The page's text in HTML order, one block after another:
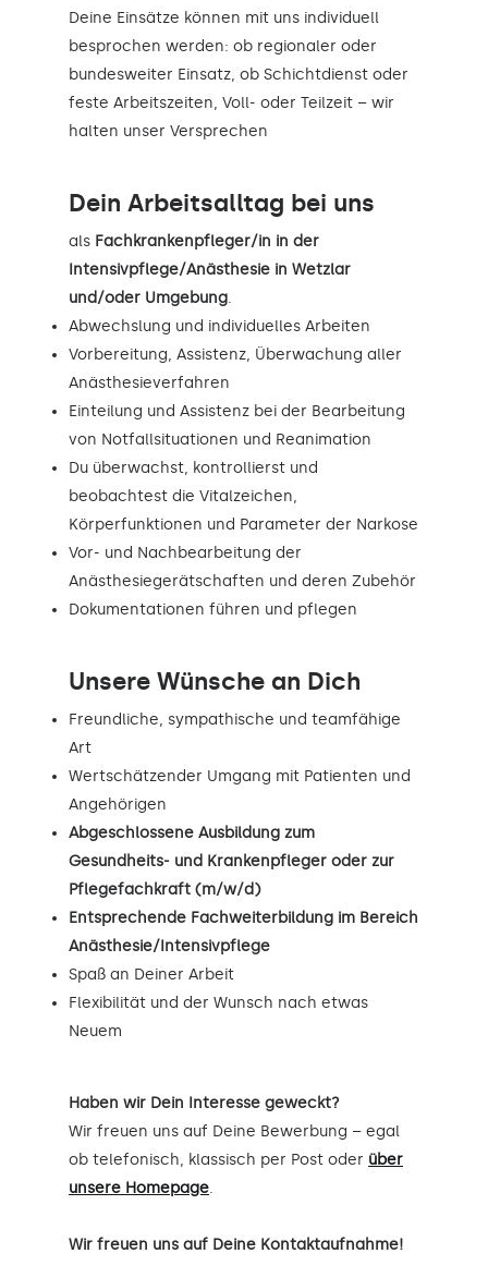
Deine Einsätze können mit uns individuell
besprochen werden: ob regionaler oder
bundesweiter Einsatz, ob Schichtdienst oder
feste Arbeitszeiten, Voll- oder Teilzeit – wir
halten unser Versprechen
Dein Arbeitsalltag bei uns
als Fachkrankenpfleger/in in der
Intensivpflege/Anästhesie in Wetzlar
und/oder Umgebung.
Abwechslung und individuelles Arbeiten
Vorbereitung, Assistenz, Überwachung aller
Anästhesieverfahren
Einteilung und Assistenz bei der Bearbeitung
von Notfallsituationen und Reanimation
Du überwachst, kontrollierst und
beobachtest die Vitalzeichen,
Körperfunktionen und Parameter der Narkose
Vor- und Nachbearbeitung der
Anästhesiegerätschaften und deren Zubehör
Dokumentationen führen und pflegen
Unsere Wünsche an Dich
Freundliche, sympathische und teamfähige
Art
Wertschätzender Umgang mit Patienten und
Angehörigen
Abgeschlossene Ausbildung zum
Gesundheits- und Krankenpfleger oder zur
Pflegefachkraft (m/w/d)
Entsprechende Fachweiterbildung im Bereich
Anästhesie/Intensivpflege
Spaß an Deiner Arbeit
Flexibilität und der Wunsch nach etwas
Neuem
Haben wir Dein Interesse geweckt?
Wir freuen uns auf Deine Bewerbung – egal
ob telefonisch, klassisch per Post oder über
unsere Homepage.
Wir freuen uns auf Deine Kontaktaufnahme!